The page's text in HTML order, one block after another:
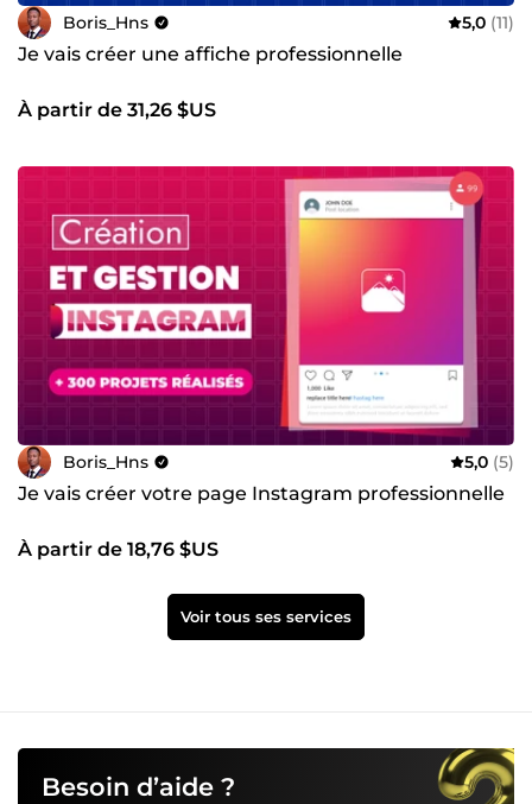
Boris_Hns 5,0 (11)
Je vais créer une affiche professionnelle
À partir de 31,26 $US
Boris_Hns 5,0 (5)
Je vais créer votre page Instagram professionnelle
À partir de 18,76 $US
Voir tous ses services
Besoin d’aide ?